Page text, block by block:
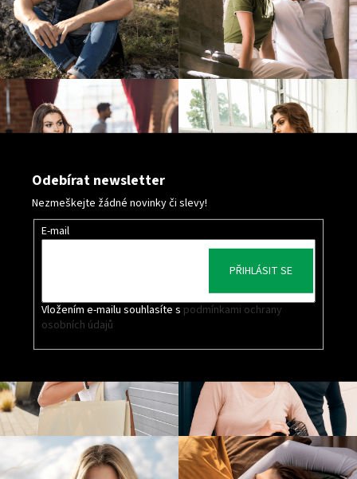
Odebírat newsletter
Nezmeškejte žádné novinky či slevy!
E-mail
Vložením e-mailu souhlasíte s podmínkami ochrany
osobních údajů
PŘIHLÁSIT SE